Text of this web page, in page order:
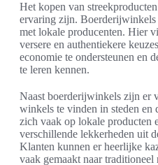
Het kopen van
ervaring zijn.
met lokale producenten. Hier
versere en authentiekere
economie te ondersteunen en
te leren kennen.
Naast boerderijwinkels zijn er
winkels te vinden in steden en
zich vaak op lokale producten
verschillende lekkerheden uit
Klanten kunnen er heerlijke
vaak gemaakt naar traditioneel